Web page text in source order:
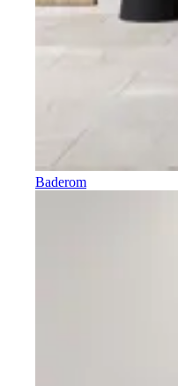
Baderom